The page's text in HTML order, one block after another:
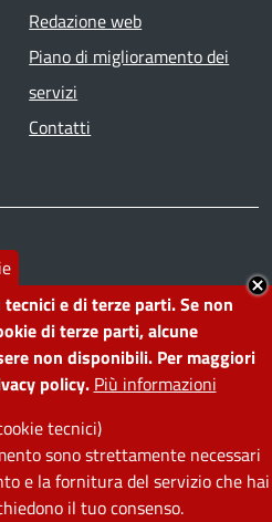
e di terze parti. Se non
di terze parti, alcune
non disponibili. Per maggiori
policy. Più informazioni
tecnici)
sono strettamente necessari
e la fornitura del servizio che hai
il tuo consenso.
Redazione web
Piano di miglioramento dei
servizi
Contatti